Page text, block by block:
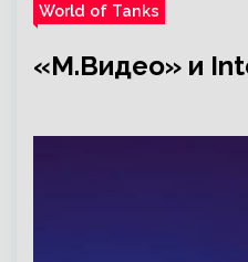
World of Tanks
«М.Видео» и